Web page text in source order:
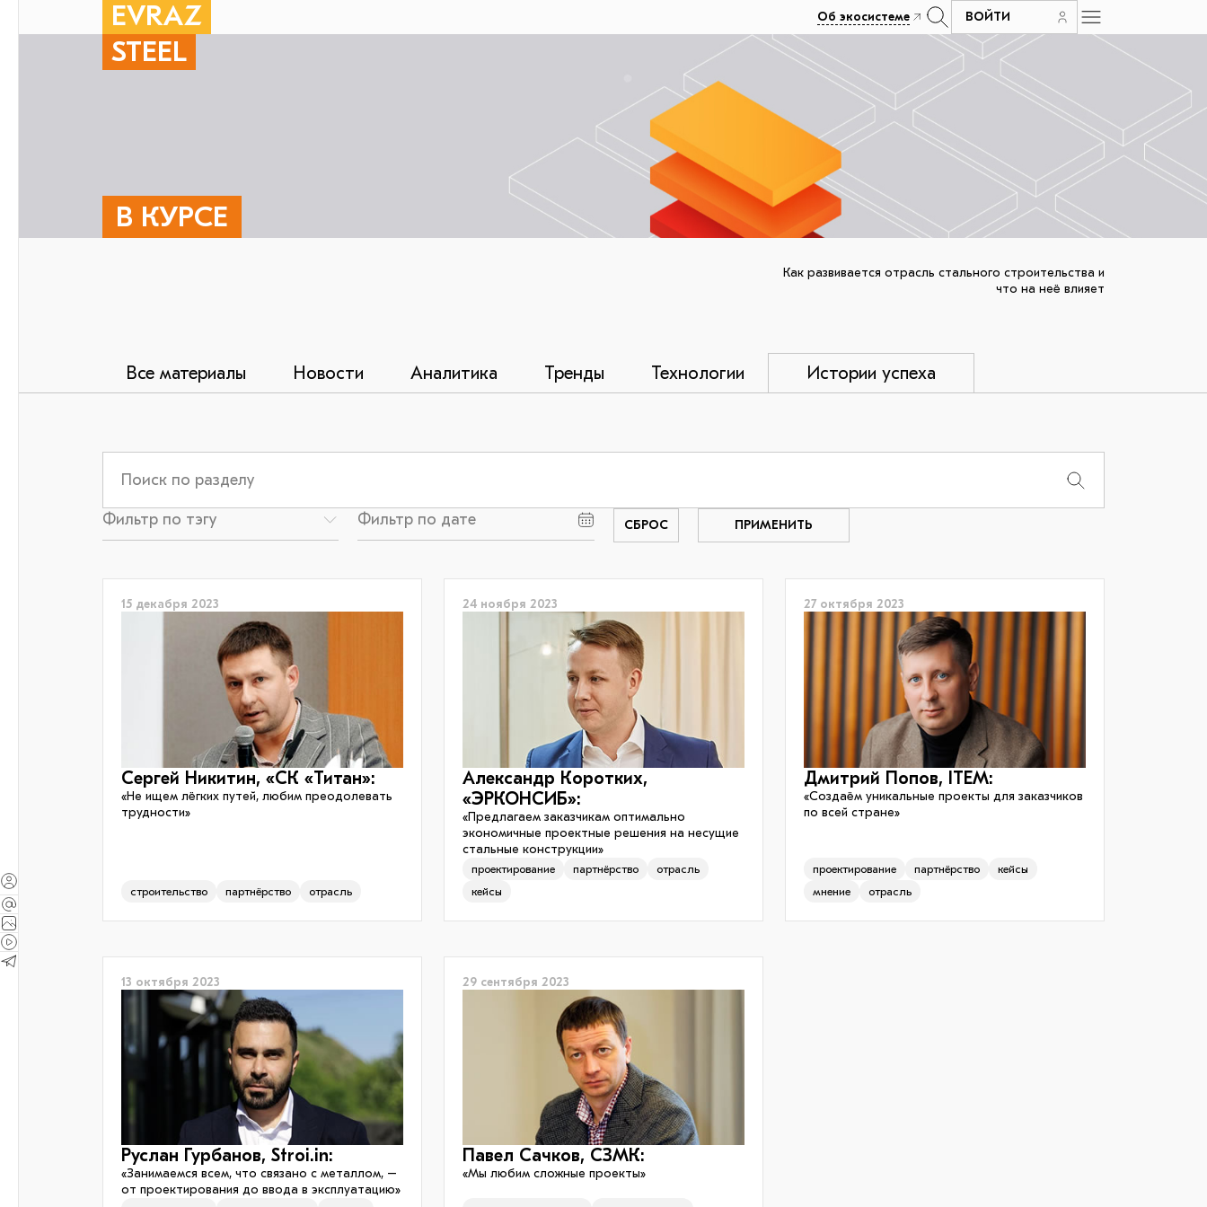
EVRAZ
STEEL
Об экосистеме ВОЙТИ
В КУРСЕ
Как развивается отрасль стального строительства и
что на неё влияет
Все материалы Новости Аналитика Тренды Технологии Истории успеха
СБРОС ПРИМЕНИТЬ
15 декабря 2023
Сергей Никитин, «СК «Титан»:
«Не ищем лёгких путей, любим преодолевать
трудности»
строительство партнёрство отрасль
24 ноября 2023
Александр Коротких,
«ЭРКОНСИБ»:
«Предлагаем заказчикам оптимально
экономичные проектные решения на несущие
стальные конструкции»
проектирование партнёрство
отрасль
кейсы
27 октября 2023
Дмитрий Попов, ITEM:
«Создаём уникальные проекты для заказчиков
по всей стране»
проектирование партнёрство
кейсы
мнение
отрасль
13 октября 2023
Руслан Гурбанов, Stroi.in:
«Занимаемся всем, что связано с металлом, –
от проектирования до ввода в эксплуатацию»
29 сентября 2023
Павел Сачков, СЗМК:
«Мы любим сложные проекты»
Будьте в курсе с EVRAZ STEEL
Регулярная рассылка о стальном строительстве:
• экспертные интервью
ПОДПИСАТЬСЯ